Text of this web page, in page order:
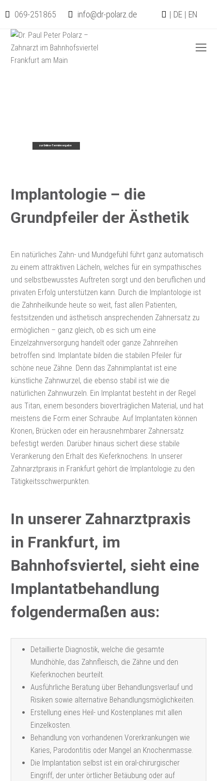
069-251865 info@dr-polarz.de | DE | EN
Implantologie – die
Grundpfeiler der Ästhetik
Ein natürliches Zahn- und Mundgefühl führt ganz automatisch
zu einem attraktiven Lächeln, welches für ein sympathisches
und selbstbewusstes Auftreten sorgt und den beruflichen und
privaten Erfolg unterstützen kann. Durch die Implantologie ist
die Zahnheilkunde heute so weit, fast allen Patienten,
festsitzenden und ästhetisch ansprechenden Zahnersatz zu
ermöglichen – ganz gleich, ob es sich um eine
Einzelzahnversorgung handelt oder ganze Zahnreihen
betroffen sind. Implantate bilden die stabilen Pfeiler für
schöne neue Zähne. Denn das Zahnimplantat ist eine
künstliche Zahnwurzel, die ebenso stabil ist wie die
natürlichen Zahnwurzeln. Ein Implantat besteht in der Regel
aus Titan, einem besonders bioverträglichen Material, und hat
meistens die Form einer Schraube. Auf Implantaten können
Kronen, Brücken oder ein herausnehmbarer Zahnersatz
befestigt werden. Darüber hinaus sichert diese stabile
Verankerung den Erhalt des Kieferknochens. In unserer
Zahnarztpraxis in Frankfurt gehört die Implantologie zu den
Tätigkeitsschwerpunkten.
In unserer Zahnarztpraxis
in Frankfurt, im
Bahnhofsviertel, sieht eine
Implantatbehandlung
folgendermaßen aus:
Detaillierte Diagnostik, welche die gesamte
Mundhöhle, das Zahnfleisch, die Zähne und den
Kieferknochen beurteilt.
Ausführliche Beratung über Behandlungsverlauf und
Risiken sowie alternative Behandlungsmöglichkeiten.
Erstellung eines Heil- und Kostenplanes mit allen
Einzelkosten.
Behandlung von vorhandenen Vorerkrankungen wie
Karies, Parodontitis oder Mangel an Knochenmasse.
Die Implantation selbst ist ein oral-chirurgischer
Eingriff, der unter örtlicher Betäubung oder auf